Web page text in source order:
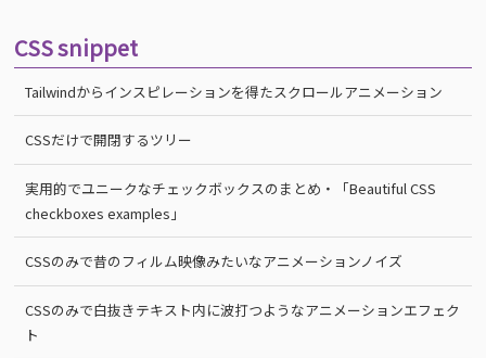
CSS snippet
Tailwindからインスピレーションを得たスクロールアニメーション
CSSだけで開閉するツリー
実用的でユニークなチェックボックスのまとめ・「Beautiful CSS
checkboxes examples」
CSSのみで昔のフィルム映像みたいなアニメーションノイズ
CSSのみで白抜きテキスト内に波打つようなアニメーションエフェク
ト